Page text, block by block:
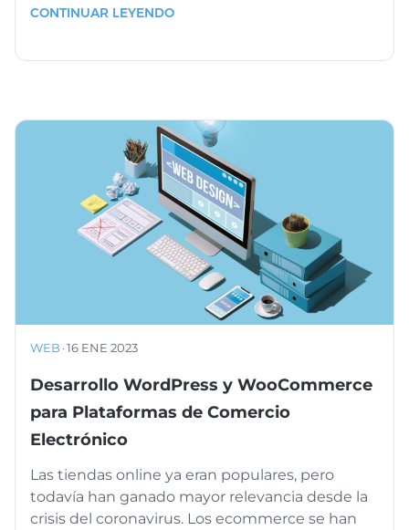
CONTINUAR LEYENDO
WEB ·16 ENE 2023
Desarrollo WordPress y WooCommerce
para Plataformas de Comercio
Electrónico
Las tiendas online ya eran populares, pero
todavía han ganado mayor relevancia desde la
crisis del coronavirus. Los ecommerce se han